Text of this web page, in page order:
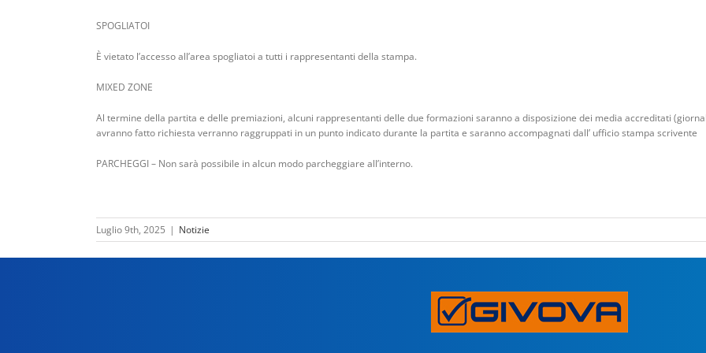
SPOGLIATOI
È vietato l’accesso all’area spogliatoi a tutti i rappresentanti della stampa.
MIXED ZONE
Al termine della partita e delle premiazioni, alcuni rappresentanti delle due formazioni saranno a disposizione dei media accreditati
avranno fatto richiesta verranno raggruppati in un punto indicato durante la partita e saranno accompagnati dall’ ufficio stampa scrivente
PARCHEGGI – Non sarà possibile in alcun modo parcheggiare all’interno.
Luglio 9th, 2025 | Notizie